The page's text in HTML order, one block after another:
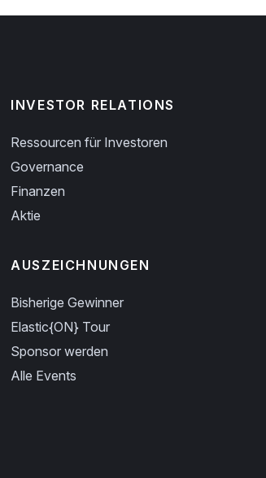
INVESTOR RELATIONS
Ressourcen für Investoren
Governance
Finanzen
Aktie
AUSZEICHNUNGEN
Bisherige Gewinner
Elastic{ON} Tour
Sponsor werden
Alle Events